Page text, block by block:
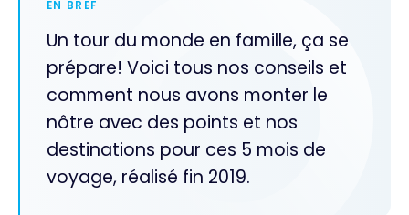
EN BREF
Un tour du monde en famille, ça se
prépare! Voici tous nos conseils et
comment nous avons monter le
nôtre avec des points et nos
destinations pour ces 5 mois de
voyage, réalisé fin 2019.